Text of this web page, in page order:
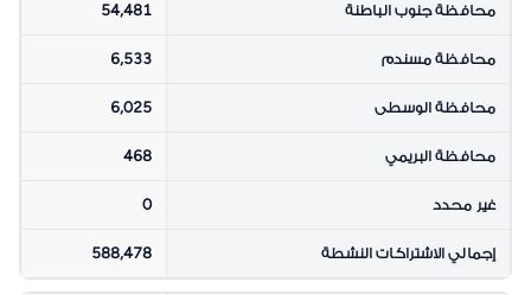
محافظة جنوب الباطنة 54,481
محافظة مسندم 6,533
محافظة الوسطى 6,025
محافظة البريمي 468
غير محدد 0
إجمالي الاشتراكات النشطة 588,478